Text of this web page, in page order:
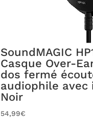
SoundMAGIC
Casque Over-
dos fermé
audiophile
Noir
54,99€